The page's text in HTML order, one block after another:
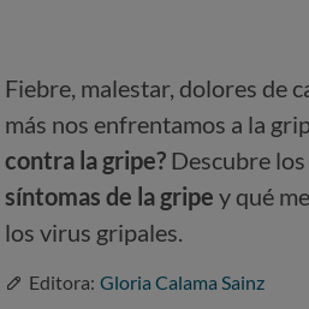
Fiebre, malestar, dolores de
más nos enfrentamos a la
contra la gripe? Descubre
síntomas de la gripe y qué
los virus gripales.
Editora: Gloria Calama Sainz